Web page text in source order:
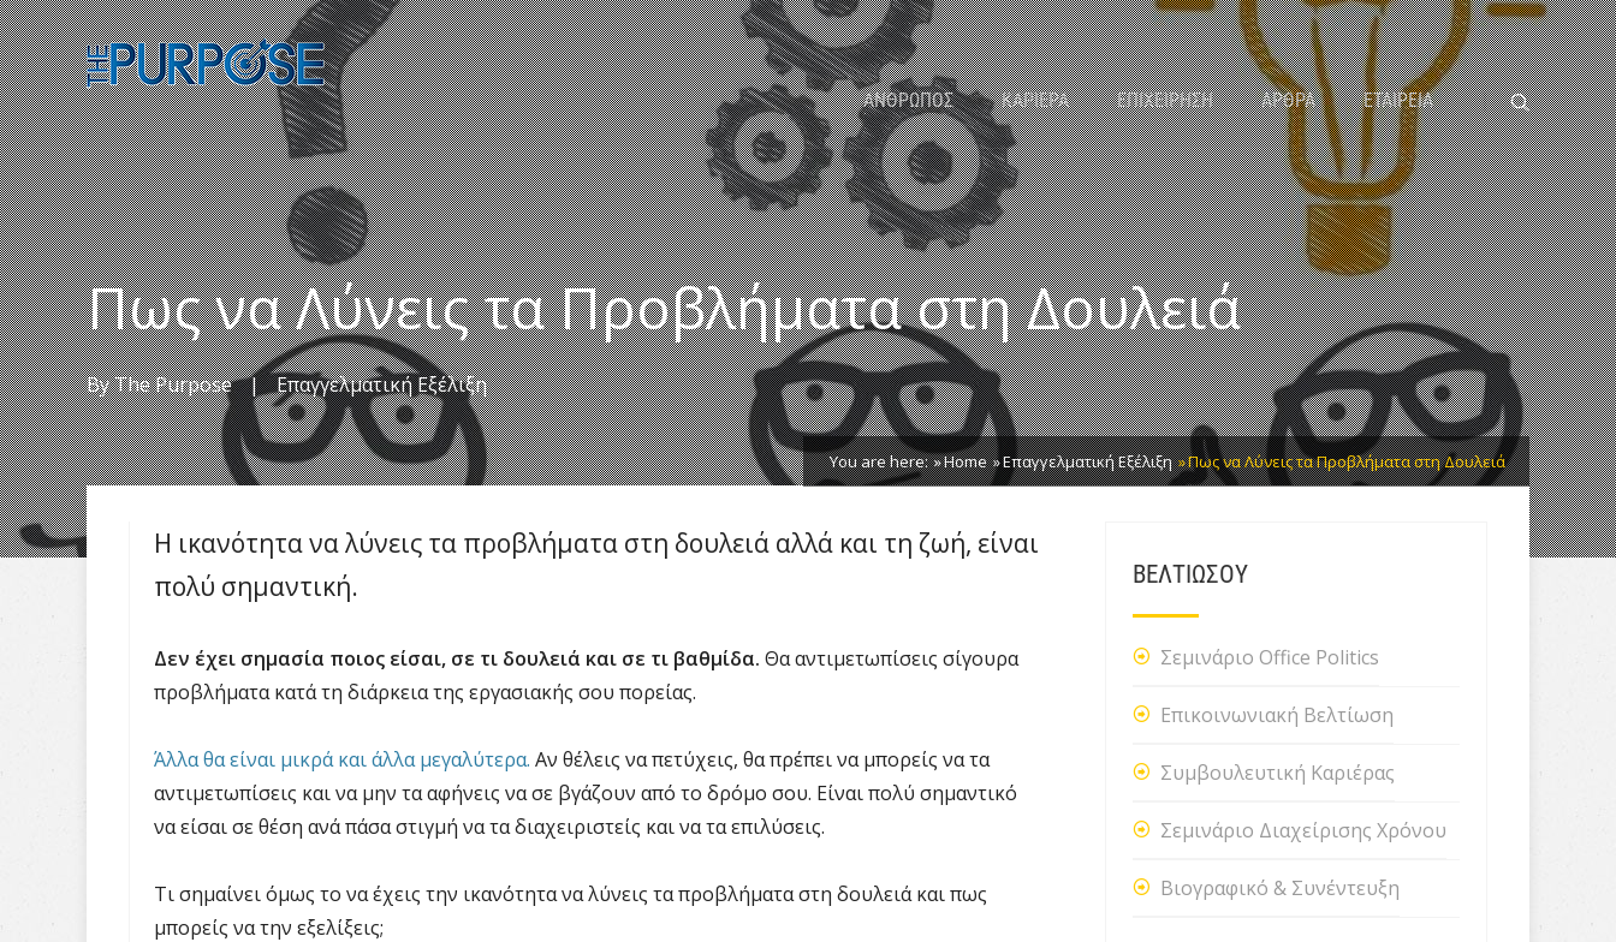
ΑΝΘΡΩΠΟΣ ΚΑΡΙΕΡΑ ΕΠΙΧΕΙΡΗΣΗ ΑΡΘΡΑ ΕΤΑΙΡΕΙΑ
Πως να Λύνεις τα Προβλήματα στη Δουλειά
ByThe Purpose | Επαγγελματική Εξέλιξη
You are here: Home Επαγγελματική Εξέλιξη Πως να Λύνεις τα Προβλήματα στη Δουλειά
Η ικανότητα να λύνεις τα προβλήματα στη δουλειά αλλά και τη ζωή, είναι
πολύ σημαντική.
Δεν έχει σημασία ποιος είσαι, σε τι δουλειά και σε τι βαθμίδα. Θα αντιμετωπίσεις σίγουρα
προβλήματα κατά τη διάρκεια της εργασιακής σου πορείας.
Άλλα θα είναι μικρά και άλλα μεγαλύτερα. Αν θέλεις να πετύχεις, θα πρέπει να μπορείς να τα
αντιμετωπίσεις και να μην τα αφήνεις να σε βγάζουν από το δρόμο σου. Είναι πολύ σημαντικό
να είσαι σε θέση ανά πάσα στιγμή να τα διαχειριστείς και να τα επιλύσεις.
Τι σημαίνει όμως το να έχεις την ικανότητα να λύνεις τα προβλήματα στη δουλειά και πως
μπορείς να την εξελίξεις;
ΒΕΛΤΙΩΣΟΥ
Σεμινάριο Office Politics
Επικοινωνιακή Βελτίωση
Συμβουλευτική Καριέρας
Σεμινάριο Διαχείρισης Χρόνου
Βιογραφικό & Συνέντευξη